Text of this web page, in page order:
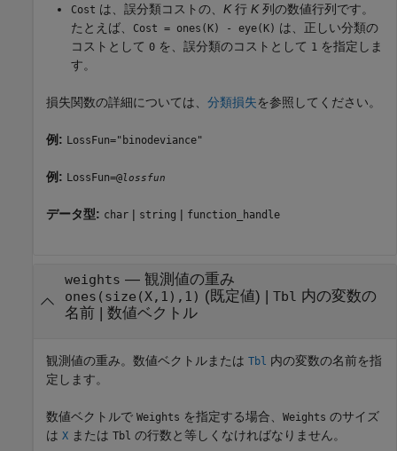
Cost は、誤分類コストの、 K行 K列の数値行列です。
たとえば、
Cost = ones(K) - eye(K) は、正しい分類の
コストとして 0 を、誤分類のコストとして 1 を指定しま
す。
損失関数の詳細については、 分類損失を参照してください。
例: LossFun="binodeviance"
例: LossFun=@lossfun
データ型: char | string | function_handle
weights — 観測値の重み
ones(size(X,1),1) (既定値) | Tbl
内の変数の
名前| 数値ベクトル
観測値の重み。数値ベクトルまたは Tbl
内の変数の名前を指
定します。
数値ベクトルで Weights を指定する場合、 Weights のサイズ
は X または Tbl の行数と等しくなければなりません。